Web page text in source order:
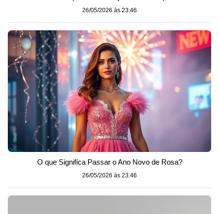
26/05/2026 às 23:46
O que Significa Passar o Ano Novo de Rosa?
26/05/2026 às 23:46